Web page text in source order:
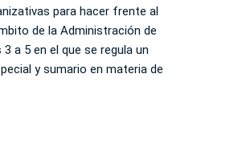
para hacer frente al
de la Administración de
a 5 en el que se regula un
y sumario en materia de